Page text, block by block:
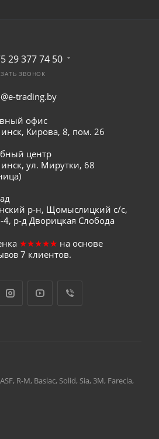
29 377 74 50
ЗВОНОК
trading.by
офис
Кирова, 8, пом. 26
центр
ул. Мирутки, 68
р-н, Щомыслицкий с/с,
4, р-д Дворицкая Слобода
★★★★★ на основе
7 клиентов.
R-M, Baslac, Solid, Sia, 3M, Farecla,